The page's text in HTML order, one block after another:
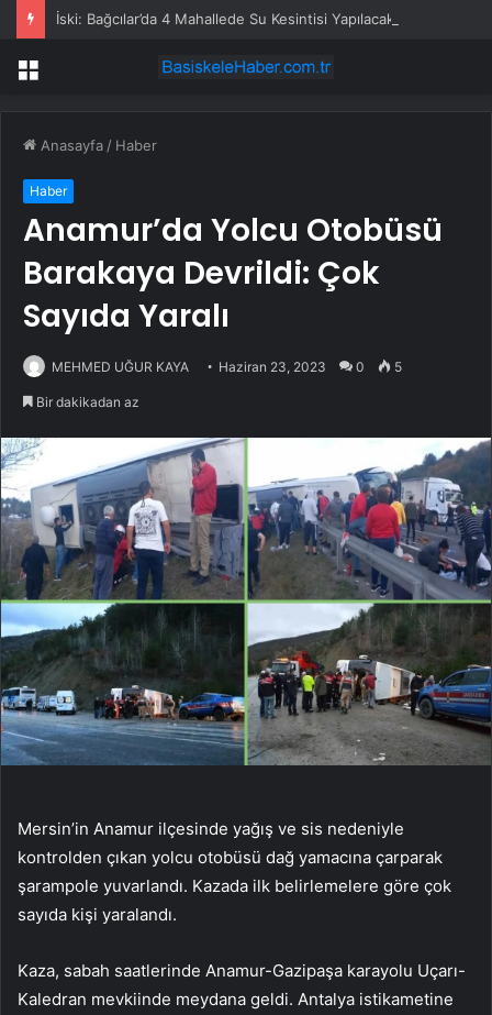
İski: Bağcılar’da 4 Mahallede Su Kesintisi Yapılacak
Menü
Anasayfa / Haber
Haber
Anamur’da Yolcu Otobüsü
Barakaya Devrildi: Çok
Sayıda Yaralı
MEHMED UĞUR KAYA Haziran 23, 2023 0 5
Bir dakikadan az
Mersin’in Anamur ilçesinde yağış ve sis nedeniyle
kontrolden çıkan yolcu otobüsü dağ yamacına çarparak
şarampole yuvarlandı. Kazada ilk belirlemelere göre çok
sayıda kişi yaralandı.
Kaza, sabah saatlerinde Anamur-Gazipaşa karayolu Uçarı-
Kaledran mevkiinde meydana geldi. Antalya istikametine